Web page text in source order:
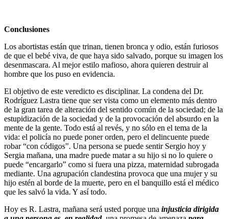
Conclusiones
Los abortistas están que trinan, tienen bronca y odio, están furiosos
de que el bebé viva, de que haya sido salvado, porque su imagen los
desenmascara. Al mejor estilo mafioso, ahora quieren destruir al
hombre que los puso en evidencia.
El objetivo de este veredicto es disciplinar. La condena del Dr.
Rodríguez Lastra tiene que ser vista como un elemento más dentro
de la gran tarea de alteración del sentido común de la sociedad; de la
estupidización de la sociedad y de la provocación del absurdo en la
mente de la gente. Todo está al revés, y no sólo en el tema de la
vida: el policía no puede poner orden, pero el delincuente puede
robar “con códigos”. Una persona se puede sentir Sergio hoy y
Sergia mañana, una madre puede matar a su hijo si no lo quiere o
puede “encargarlo” como si fuera una pizza, maternidad subrogada
mediante. Una agrupación clandestina provoca que una mujer y su
hijo estén al borde de la muerte, pero en el banquillo está el médico
que les salvó la vida. Y así todo.
Hoy es R. Lastra, mañana será usted porque una injusticia dirigida